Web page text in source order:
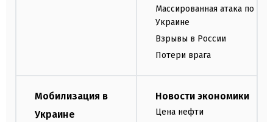
Массированная атака по
Украине
Взрывы в России
Потери врага
Мобилизация в
Украине
Новости экономики
Цена нефти